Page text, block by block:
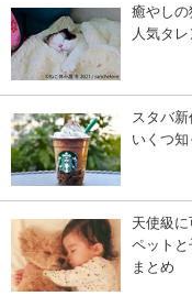
癒やしの
人気タ
スタバ新
いくつ
天使級
ペット
まとめ